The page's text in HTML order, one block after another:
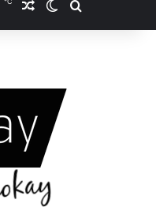
Willekeurig artikel
Switch skin
Zoeken